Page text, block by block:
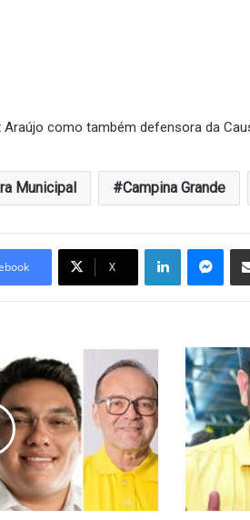
como também defensora da
Municipal Campina Grande
X
Linkedin
Riacho
dos
Cavalos
teve
a
segunda
eleição
mais
apertada